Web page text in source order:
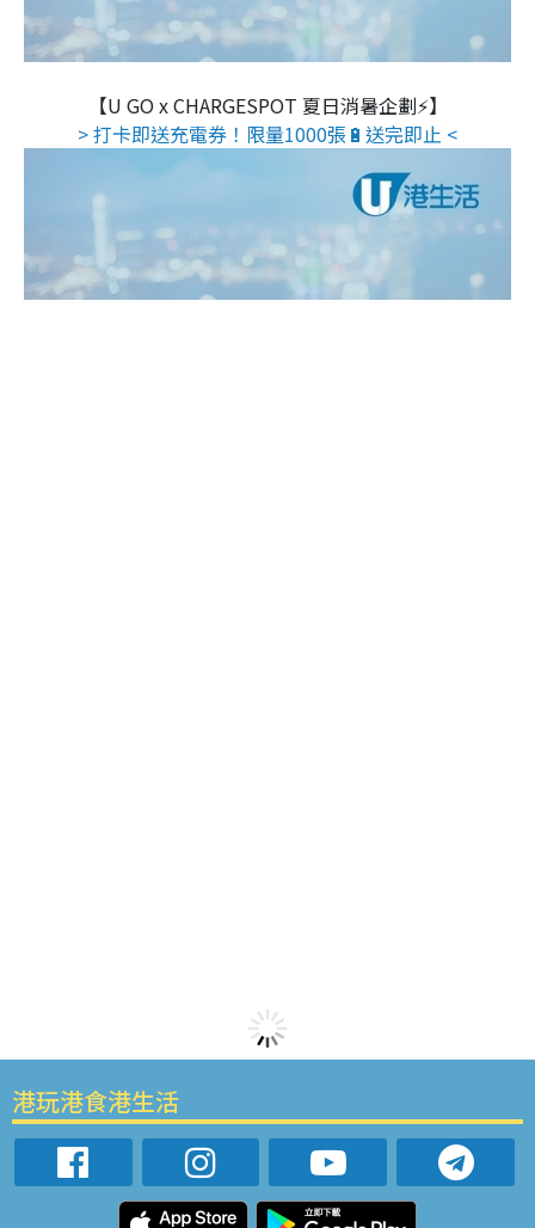
【U GO x CHARGESPOT 夏日消暑企劃⚡】
> 打卡即送充電券！限量1000張🔋送完即止 <
港玩港食港生活